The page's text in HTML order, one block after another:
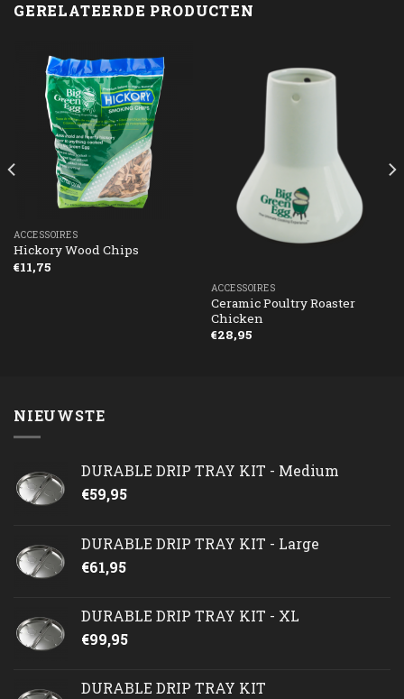
GERELATEERDE PRODUCTEN
ACCESSOIRES
Hickory Wood Chips
€11,75
ACCESSOIRES
Ceramic Poultry Roaster
Chicken
€28,95
NIEUWSTE
DURABLE DRIP TRAY KIT - Medium
€59,95
DURABLE DRIP TRAY KIT - Large
€61,95
DURABLE DRIP TRAY KIT - XL
€99,95
DURABLE DRIP TRAY KIT